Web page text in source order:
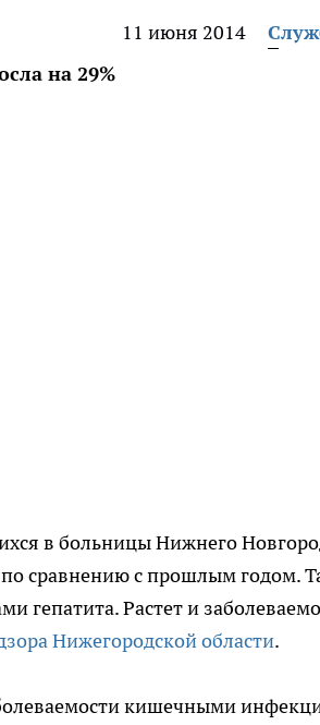
11 июня 2014
на 29%
в больницы Нижнего
сравнению с прошлым годом.
гепатита. Растет и
Нижегородской области.
кишечными